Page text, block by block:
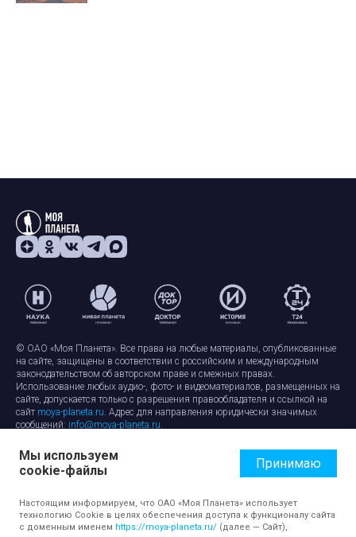
© ОАО «Моя Планета». Все права на любые материалы, опубликованные
на сайте, защищены в соответствии с российским и международным
законодательством об авторском праве и смежных правах.
Использование любых аудио-, фото- и видеоматериалов, размещенных на
сайте, допускается только с разрешения правообладателя и ссылкой на
сайт moya-planeta.ru. Адрес для направления юридически значимых
сообщений: info@moya-planeta.ru.
Правила сайтаРабота с cookie-файлами
Защита персональных данных
Обработка персональных данных
Мы используем
cookie-файлы
Принимаю
Настоящим информируем, что ОАО «Моя Планета» использует
технологию Cookie в целях обеспечения доступа к функционалу сайта
с доменным именем https://moya-planeta.ru/ (далее — Сайт),